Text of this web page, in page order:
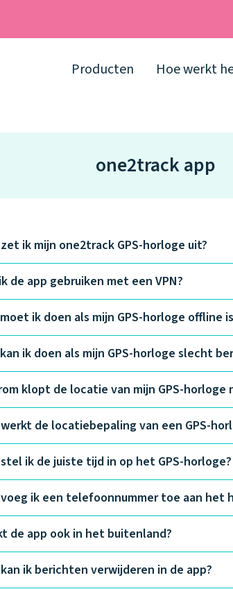
Producten Hoe werkt
one2track app
ik mijn one2track GPS-horloge uit?
de app gebruiken met een VPN?
ik doen als mijn GPS-horloge offline
ik doen als mijn GPS-horloge slecht
klopt de locatie van mijn GPS-
de locatiebepaling van een GPS-
ik de juiste tijd in op het GPS-horloge?
ik een telefoonnummer toe aan het
de app ook in het buitenland?
ik berichten verwijderen in de app?